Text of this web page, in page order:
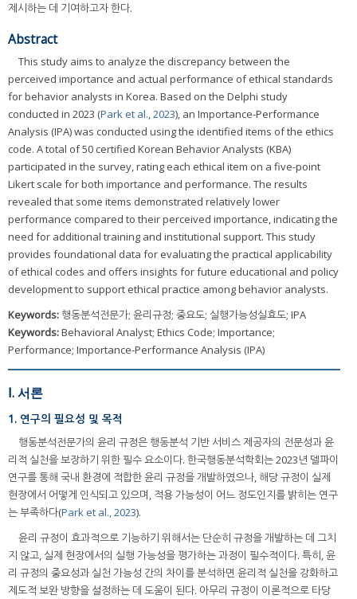
제시하는 데 기여하고자 한다.
Abstract
This study aims to analyze the discrepancy between the
perceived importance and actual performance of ethical standards
for behavior analysts in Korea. Based on the Delphi study
conducted in 2023 (Park et al., 2023), an Importance-Performance
Analysis (IPA) was conducted using the identified items of the ethics
code. A total of 50 certified Korean Behavior Analysts (KBA)
participated in the survey, rating each ethical item on a five-point
Likert scale for both importance and performance. The results
revealed that some items demonstrated relatively lower
performance compared to their perceived importance, indicating the
need for additional training and institutional support. This study
provides foundational data for evaluating the practical applicability
of ethical codes and offers insights for future educational and policy
development to support ethical practice among behavior analysts.
Keywords: 행동분석전문가; 윤리규정; 중요도; 실행가능성실효도; IPA
Keywords:Behavioral Analyst; Ethics Code; Importance;
Performance; Importance-Performance Analysis (IPA)
Ⅰ. 서론
1. 연구의 필요성 및 목적
행동분석전문가의 윤리 규정은 행동분석 기반 서비스 제공자의 전문성과 윤
리적 실천을 보장하기 위한 필수 요소이다. 한국행동분석학회는 2023년 델파이
연구를 통해 국내 환경에 적합한 윤리 규정을 개발하였으나, 해당 규정이 실제
현장에서 어떻게 인식되고 있으며, 적용 가능성이 어느 정도인지를 밝히는 연구
는 부족하다(Park et al., 2023).
윤리 규정이 효과적으로 기능하기 위해서는 단순히 규정을 개발하는 데 그치
지 않고, 실제 현장에서의 실행 가능성을 평가하는 과정이 필수적이다. 특히, 윤
리 규정의 중요성과 실천 가능성 간의 차이를 분석하면 윤리적 실천을 강화하고
제도적 보완 방향을 설정하는 데 도움이 된다. 아무리 규정이 이론적으로 타당